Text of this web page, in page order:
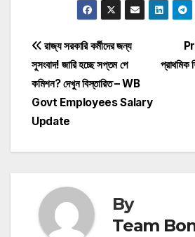
Post
navigation
প্রাথমিক
রাজ্য সরকারি কর্মীদের জন্য
সুসংবাদ! জারি হচ্ছে সপ্তম পে
কমিশন? দেখুন বিস্তারিত – WB
Govt Employees Salary
Update
By
Team